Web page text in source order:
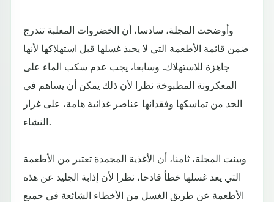
وأوضحت المجلة، سادسا، أن الخضروات المعلبة تندرج
ضمن قائمة الأطعمة التي لا يحبذ غسلها قبل استهلاكها لأنها
جاهزة للاستهلاك. وسابعا، يجب عدم سكب الماء على
المعكرونة المطبوخة نظرا لأن ذلك يمكن أن يساهم في
الحد من تماسكها وفقدانها عناصر غذائية هامة، على غرار
النشاء.
وبينت المجلة، ثامنا، أن الأغذية المجمدة تعتبر من الأطعمة
التي يعد غسلها خطأ فادحا، نظرا لأن إذابة الجليد عن هذه
الأطعمة عن طريق الغسل من الأخطاء الشائعة في جميع